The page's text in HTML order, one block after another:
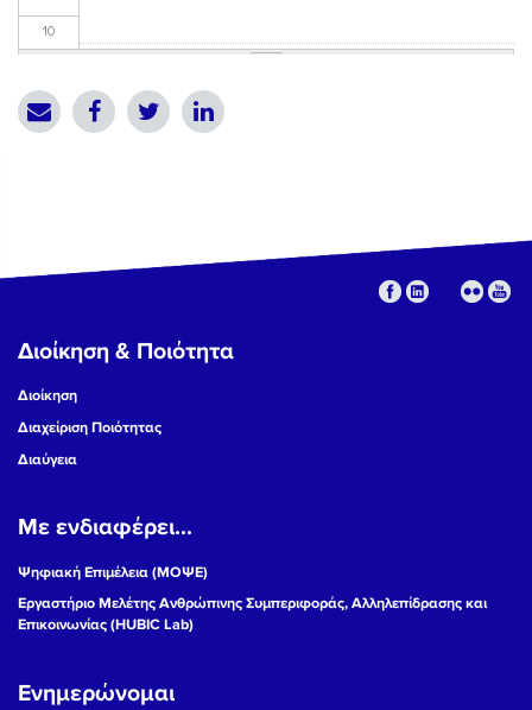
10
16
17
19
22
Διοίκηση & Ποιότητα
Διοίκηση
Διαχείριση Ποιότητας
Διαύγεια
Με ενδιαφέρει...
Ψηφιακή Επιμέλεια (ΜΟΨΕ)
Εργαστήριο Μελέτης Ανθρώπινης Συμπεριφοράς, Αλληλεπίδρασης και
Επικοινωνίας (HUBIC Lab)
Ενημερώνομαι